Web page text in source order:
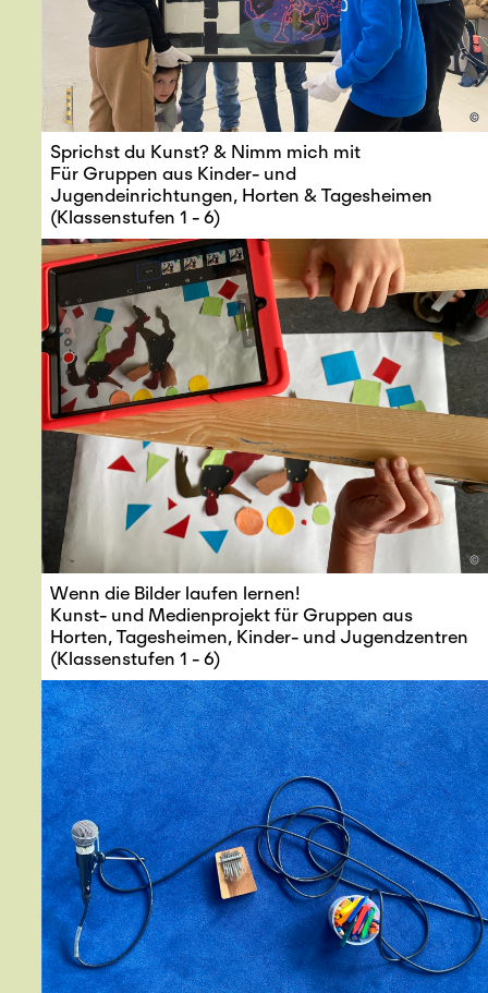
©
Sprichst du Kunst? & Nimm mich mit
Für Gruppen aus Kinder- und
Jugendeinrichtungen, Horten & Tagesheimen
(Klassenstufen 1 - 6)
©
Wenn die Bilder laufen lernen!
Kunst- und Medienprojekt für Gruppen aus
Horten, Tagesheimen, Kinder- und Jugendzentren
(Klassenstufen 1 - 6)